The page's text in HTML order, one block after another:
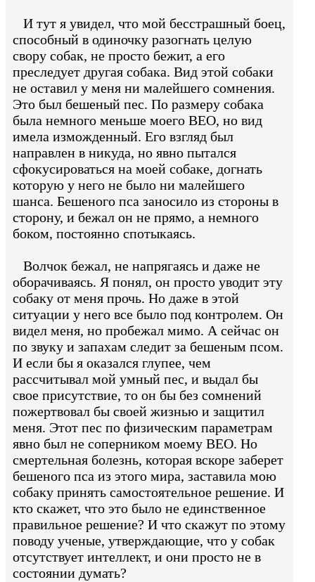
И тут я увидел, что мой бесстрашный боец,
способный в одиночку разогнать целую
свору собак, не просто бежит, а его
преследует другая собака. Вид этой собаки
не оставил у меня ни малейшего сомнения.
Это был бешеный пес. По размеру собака
была немного меньше моего ВЕО, но вид
имела изможденный. Его взгляд был
направлен в никуда, но явно пытался
сфокусироваться на моей собаке, догнать
которую у него не было ни малейшего
шанса. Бешеного пса заносило из стороны в
сторону, и бежал он не прямо, а немного
боком, постоянно спотыкаясь.
Волчок бежал, не напрягаясь и даже не
оборачиваясь. Я понял, он просто уводит эту
собаку от меня прочь. Но даже в этой
ситуации у него все было под контролем. Он
видел меня, но пробежал мимо. А сейчас он
по звуку и запахам следит за бешеным псом.
И если бы я оказался глупее, чем
рассчитывал мой умный пес, и выдал бы
свое присутствие, то он бы без сомнений
пожертвовал бы своей жизнью и защитил
меня. Этот пес по физическим параметрам
явно был не соперником моему ВЕО. Но
смертельная болезнь, которая вскоре заберет
бешеного пса из этого мира, заставила мою
собаку принять самостоятельное решение. И
кто скажет, что это было не единственное
правильное решение? И что скажут по этому
поводу ученые, утверждающие, что у собак
отсутствует интеллект, и они просто не в
состоянии думать?